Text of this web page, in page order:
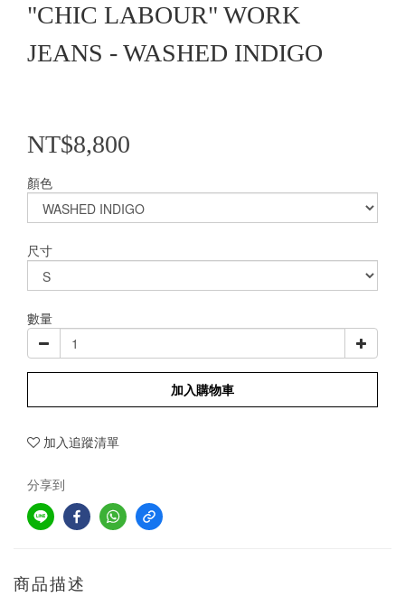
"CHIC LABOUR" WORK
JEANS - WASHED INDIGO
NT$8,800
顏色
尺寸
數量
加入購物車
加入追蹤清單
分享到
商品描述